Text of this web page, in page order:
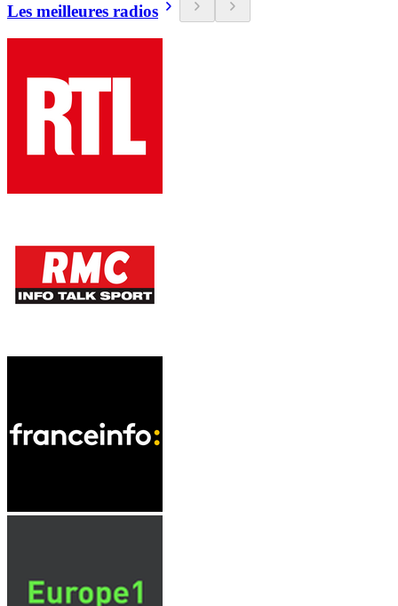
Les meilleures radios